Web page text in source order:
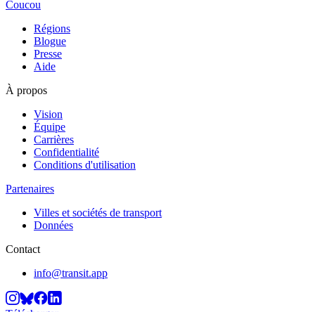
Coucou
Régions
Blogue
Presse
Aide
À propos
Vision
Équipe
Carrières
Confidentialité
Conditions d'utilisation
Partenaires
Villes et sociétés de transport
Données
Contact
info@transit.app